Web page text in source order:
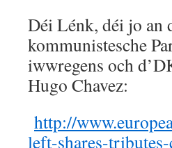
Déi Lénk, déi jo an
kommunistesche
iwwregens och
Hugo Chavez:
http://
left-shares-